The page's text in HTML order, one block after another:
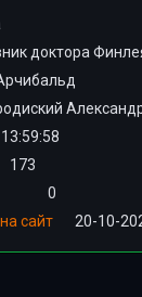
доктора
13:59:58
173
0
сайт
20-10-